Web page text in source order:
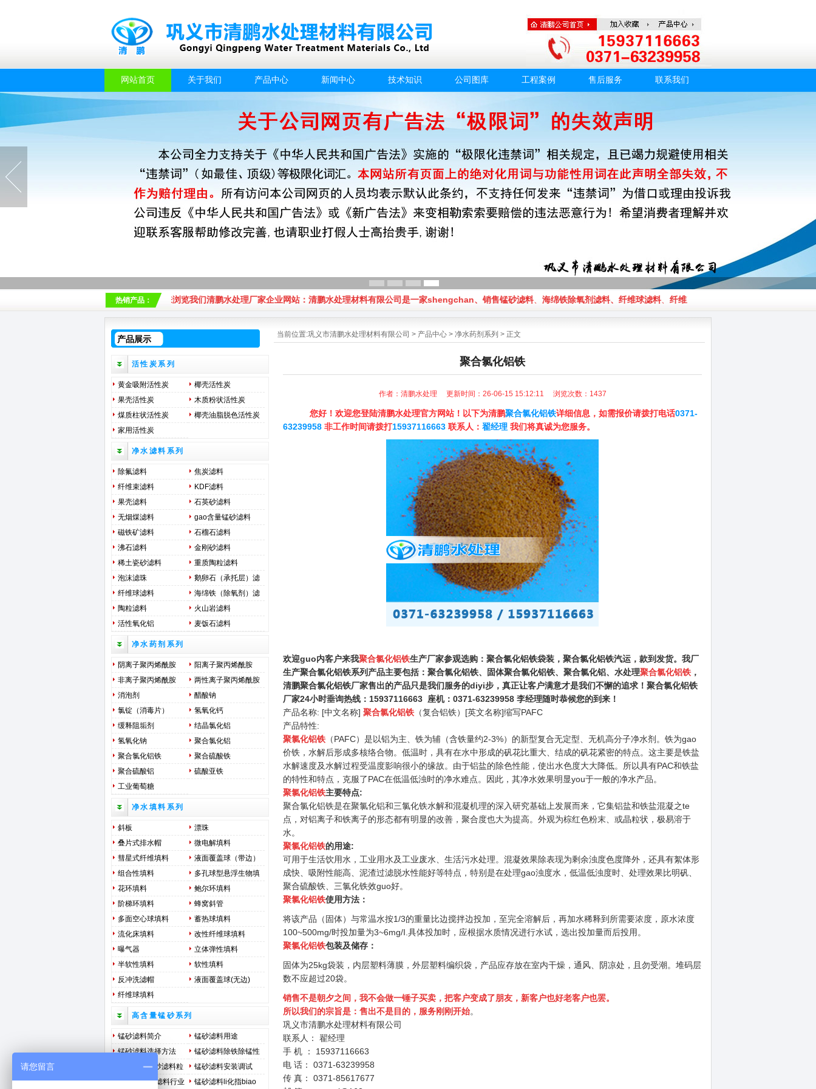
网站首页 关于我们 产品中心 新闻中心 技术知识 公司图库 工程案例 售后服务 联系我们
热销产品：
欢迎各位xin老用户来浏览我们清鹏水处理厂家企业网站：清鹏水处理材料有限公司是一家shengchan、销售锰砂滤料、海绵铁除氧剂滤料、纤维球滤料、纤维束滤料
当前位置:巩义市清鹏水处理材料有限公司 > 产品中心 > 净水药剂系列 > 正文
聚合氯化铝铁
作者：清鹏水处理 更新时间：26-06-15 15:12:11 浏览次数： 1437
您好！欢迎您登陆清鹏水处理官方网站！以下为清鹏聚合氯化铝铁详细信息，如需报价请拨打电话0371-
63239958 非工作时间请拨打15937116663 联系人： 翟经理 我们将真诚为您服务。
欢迎guo内客户来我聚合氯化铝铁生产厂家参观选购：聚合氯化铝铁袋装，聚合氯化铝铁汽运，款到发货。我厂
生产聚合氯化铝铁系列产品主要包括：聚合氯化铝铁、固体聚合氯化铝铁、聚合氯化铝、水处理聚合氯化铝铁 ，
清鹏聚合氯化铝铁厂家售出的产品只是我们服务的diyi步，真正让客户满意才是我们不懈的追求！ 聚合氯化铝铁
厂家24小时垂询热线：15937116663 座机：0371-63239958 李经理随时恭候您的到来！
产品名称: [中文名称] 聚合氯化铝铁 （复合铝铁）[英文名称]缩写PAFC
产品特性:
聚氯化铝铁 （PAFC）是以铝为主、铁为辅（含铁量约2-3%）的新型复合无定型、无机高分子净水剂。铁为gao
价铁，水解后形成多核络合物。低温时，具有在水中形成的矾花比重大、结成的矾花紧密的特点。这主要是铁盐
水解速度及水解过程受温度影响很小的缘故。由于铝盐的除色性能，使出水色度大大降低。所以具有PAC和铁盐
的特性和特点，克服了PAC在低温低浊时的净水难点。因此，其净水效果明显you于一般的净水产品。
聚氯化铝铁主要特点:
聚合氯化铝铁是在聚氯化铝和三氯化铁水解和混凝机理的深入研究基础上发展而来，它集铝盐和铁盐混凝之te
点，对铝离子和铁离子的形态都有明显的改善，聚合度也大为提高。外观为棕红色粉末、或晶粒状，极易溶于
水。
聚氯化铝铁的用途:
可用于生活饮用水，工业用水及工业废水、生活污水处理。混凝效果除表现为剩余浊度色度降外，还具有絮体形
成快、吸附性能高、泥渣过滤脱水性能好等特点，特别是在处理gao浊度水，低温低浊度时、处理效果比明矾、
聚合硫酸铁、三氯化铁效guo好。
聚氯化铝铁使用方法：
将该产品（固体）与常温水按1/3的重量比边搅拌边投加，至完全溶解后，再加水稀释到所需要浓度，原水浓度
100~500mg/时投加量为3~6mg/I.具体投加时，应根据水质情况进行水试，选出投加量而后投用。
聚氯化铝铁包装及储存：
固体为25kg袋装，内层塑料薄膜，外层塑料编织袋，产品应存放在室内干燥，通风、阴凉处，且勿受潮。堆码层
数不应超过20袋。
销售不是朝夕之间，我不会做一锤子买卖，把客户变成了朋友，新客户也好老客户也罢。
所以我们的宗旨是： 售出不是目的，服务刚刚开始。
巩义市清鹏水处理材料有限公司
联系人： 翟经理
手 机 ： 15937116663
电 话： 0371-63239958
传 真： 0371-85617677
产品展示
活性炭系列
黄金吸附活性炭
椰壳活性炭
果壳活性炭
木质粉状活性炭
煤质柱状活性炭
椰壳油脂脱色活性炭
家用活性炭
净水滤料系列
除氟滤料
焦炭滤料
纤维束滤料
KDF滤料
果壳滤料
石英砂滤料
无烟煤滤料
gao含量锰砂滤料
磁铁矿滤料
石榴石滤料
沸石滤料
金刚砂滤料
稀土瓷砂滤料
重质陶粒滤料
泡沫滤珠
鹅卵石（承托层）滤
料
纤维球滤料
海绵铁（除氧剂）滤
料
陶粒滤料
火山岩滤料
活性氧化铝
麦饭石滤料
净水药剂系列
阴离子聚丙烯酰胺
阳离子聚丙烯酰胺
非离子聚丙烯酰胺
两性离子聚丙烯酰胺
消泡剂
醋酸钠
氯锭（消毒片）
氢氧化钙
缓释阻垢剂
结晶氯化铝
氢氧化钠
聚合氯化铝
聚合氯化铝铁
聚合硫酸铁
聚合硫酸铝
硫酸亚铁
工业葡萄糖
净水填料系列
斜板
漂珠
叠片式排水帽
微电解填料
彗星式纤维填料
液面覆盖球（带边）
组合性填料
多孔球型悬浮生物填
料
花环填料
鲍尔环填料
阶梯环填料
蜂窝斜管
多面空心球填料
蓄热球填料
流化床填料
改性纤维球填料
曝气器
立体弹性填料
半软性填料
软性填料
反冲洗滤帽
液面覆盖球(无边)
纤维球填料
高含量锰砂系列
锰砂滤料简介
锰砂滤料用途
锰砂滤料选择方法
锰砂滤料除铁除锰性
能用途
除铁除锰锰砂滤料粒
径选择及装填调试方
锰砂滤料安装调试
tianran锰砂滤料行业
锰砂滤料li化指biao
请您留言